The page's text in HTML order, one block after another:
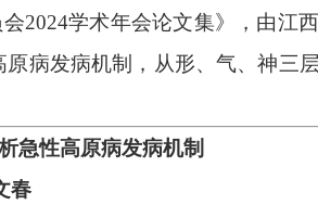
2024学术年会论文集》，由江
病发病机制，从形、气、神三
急性高原病发病机制
春